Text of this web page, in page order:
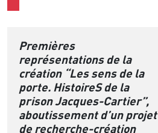
Premières
représentations de la
création “Les sens de la
porte. HistoireS de la
prison Jacques-Cartier”,
aboutissement d’un projet
de recherche-création